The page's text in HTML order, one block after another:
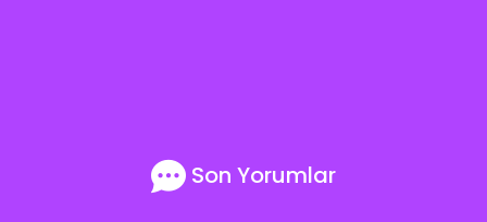
Son Yorumlar